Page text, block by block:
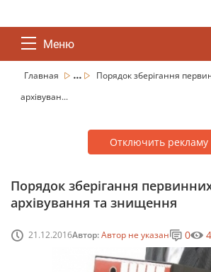
Меню
Главная ...
Порядок зберігання
архівуван...
Отключить рекламу
Порядок зберігання
архівування та знищення
21.12.2016Автор:Автор не указан 0